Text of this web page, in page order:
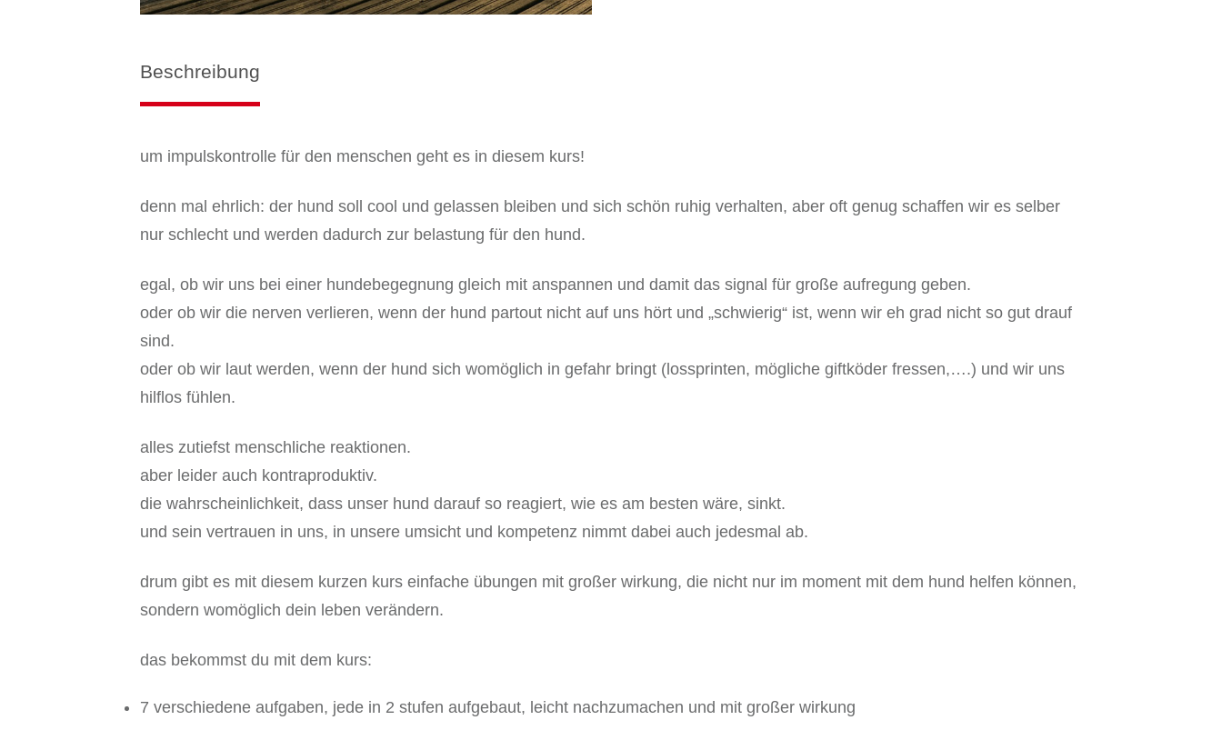
Beschreibung
um impulskontrolle für den menschen geht es in diesem kurs!
denn mal ehrlich: der hund soll cool und gelassen bleiben und sich schön ruhig verhalten, aber oft genug schaffen wir es selber
nur schlecht und werden dadurch zur belastung für den hund.
egal, ob wir uns bei einer hundebegegnung gleich mit anspannen und damit das signal für große aufregung geben.
oder ob wir die nerven verlieren, wenn der hund partout nicht auf uns hört und „schwierig“ ist, wenn wir eh grad nicht so gut drauf
sind.
oder ob wir laut werden, wenn der hund sich womöglich in gefahr bringt (lossprinten, mögliche giftköder fressen,….) und wir uns
hilflos fühlen.
alles zutiefst menschliche reaktionen.
aber leider auch kontraproduktiv.
die wahrscheinlichkeit, dass unser hund darauf so reagiert, wie es am besten wäre, sinkt.
und sein vertrauen in uns, in unsere umsicht und kompetenz nimmt dabei auch jedesmal ab.
drum gibt es mit diesem kurzen kurs einfache übungen mit großer wirkung, die nicht nur im moment mit dem hund helfen können,
sondern womöglich dein leben verändern.
das bekommst du mit dem kurs:
7 verschiedene aufgaben, jede in 2 stufen aufgebaut, leicht nachzumachen und mit großer wirkung